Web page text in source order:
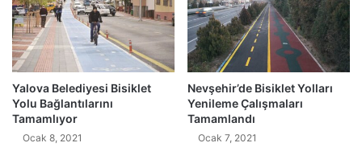
Yalova Belediyesi Bisiklet
Yolu Bağlantılarını
Tamamlıyor
Ocak 8, 2021
Nevşehir’de Bisiklet Yolları
Yenileme Çalışmaları
Tamamlandı
Ocak 7, 2021